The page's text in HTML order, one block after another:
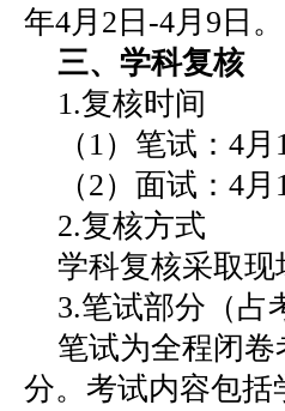
年4月2日-4月9日。
三、学科复核
1.复核时间
（1）笔试：4
（2）面试：4
2.复核方式
学科复核采取
3.笔试部分（占
笔试为全程闭
分。考试内容包括